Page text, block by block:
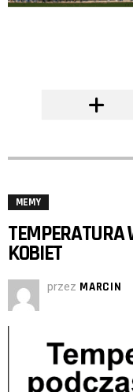
MEMY
TEMPERATURA
KOBIET
przez MARCIN